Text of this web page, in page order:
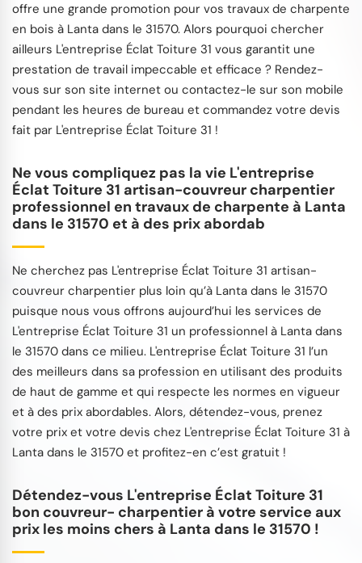
offre une grande promotion pour vos travaux de charpente
en bois à Lanta dans le 31570. Alors pourquoi chercher
ailleurs L'entreprise Éclat Toiture 31 vous garantit une
prestation de travail impeccable et efficace ? Rendez-
vous sur son site internet ou contactez-le sur son mobile
pendant les heures de bureau et commandez votre devis
fait par L'entreprise Éclat Toiture 31 !
Ne vous compliquez pas la vie L'entreprise
Éclat Toiture 31 artisan-couvreur charpentier
professionnel en travaux de charpente à Lanta
dans le 31570 et à des prix abordab
Ne cherchez pas L'entreprise Éclat Toiture 31 artisan-
couvreur charpentier plus loin qu’à Lanta dans le 31570
puisque nous vous offrons aujourd’hui les services de
L'entreprise Éclat Toiture 31 un professionnel à Lanta dans
le 31570 dans ce milieu. L'entreprise Éclat Toiture 31 l’un
des meilleurs dans sa profession en utilisant des produits
de haut de gamme et qui respecte les normes en vigueur
et à des prix abordables. Alors, détendez-vous, prenez
votre prix et votre devis chez L'entreprise Éclat Toiture 31 à
Lanta dans le 31570 et profitez-en c’est gratuit !
Détendez-vous L'entreprise Éclat Toiture 31
bon couvreur- charpentier à votre service aux
prix les moins chers à Lanta dans le 31570 !